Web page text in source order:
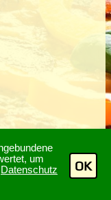
um
Datenschutz
OK